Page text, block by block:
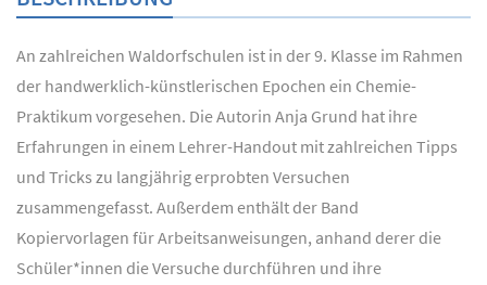
An zahlreichen Waldorfschulen ist in der 9. Klasse im Rahmen
der handwerklich-künstlerischen Epochen ein Chemie-
Praktikum vorgesehen. Die Autorin Anja Grund hat ihre
Erfahrungen in einem Lehrer-Handout mit zahlreichen Tipps
und Tricks zu langjährig erprobten Versuchen
zusammengefasst. Außerdem enthält der Band
Kopiervorlagen für Arbeitsanweisungen, anhand derer die
Schüler*innen die Versuche durchführen und ihre